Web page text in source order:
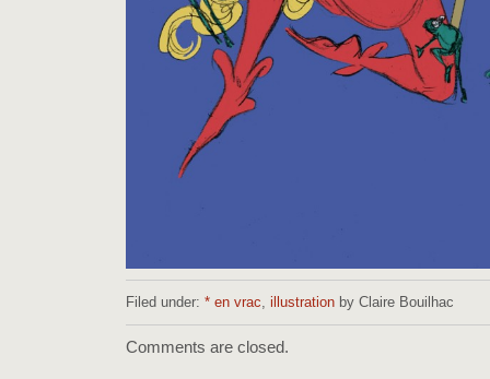
Filed under: * en vrac, illustration by Claire Bouilhac
Comments are closed.